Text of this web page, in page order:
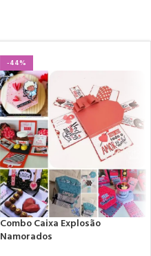
-44%
Combo Caixa Explosão
Namorados